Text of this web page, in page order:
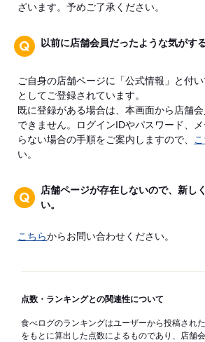
ざいます。予めご了承ください。
以前に店舗会員だったような気がする
ご自身の店舗ページに「公式情報」と付
としてご登録されています。
既に登録がある場合は、本画面から店舗
できません。ログインIDやパスワード、
らない場合の手順をご案内しますので、
い。
店舗ページが存在しないので、新し
い。
こちらからお問い合わせください。
点数・ランキングとの関連性について
食べログのランキングはユーザーから投稿され
をもとに算出した点数によるものであり、店舗